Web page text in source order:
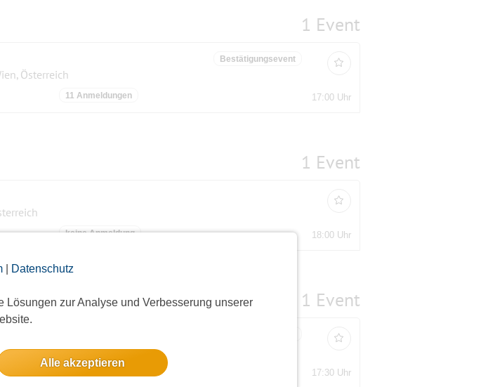
| Datenschutz
zur Analyse und Verbesserung unserer
Alle akzeptieren
1 Event
Österreich
Bestätigungsevent
11 Anmeldungen 17:00 Uhr
1 Event
keine Anmeldung 18:00 Uhr
1 Event
2 Anmeldungen 17:30 Uhr